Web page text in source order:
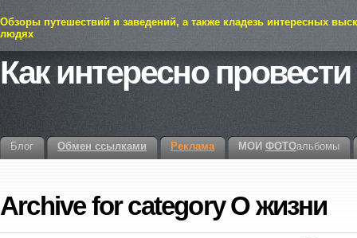
Обзоры путешествий и заведений, а также кладезь интересных
людях
Как интересно
Блог Обмен ссылками Реклама МОИ ФОТОальбомы
Archive for category О жизни